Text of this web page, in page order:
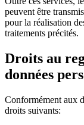
peuvent être
pour la réalisation
traitements précités.
Droits au
données
Conformément aux
droits suivants: